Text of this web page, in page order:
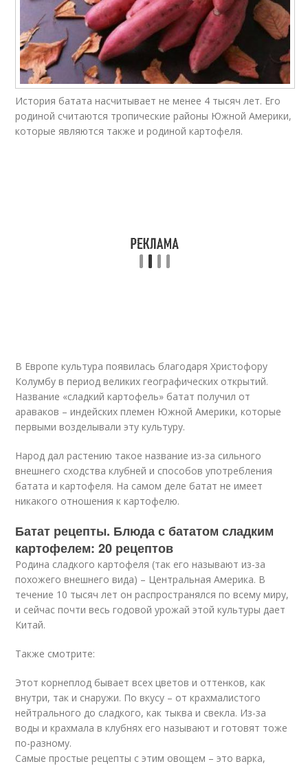
История батата насчитывает не менее 4 тысяч лет. Его
родиной считаются тропические районы Южной Америки,
которые являются также и родиной картофеля.
В Европе культура появилась благодаря Христофору
Колумбу в период великих географических открытий.
Название «сладкий картофель» батат получил от
араваков – индейских племен Южной Америки, которые
первыми возделывали эту культуру.
Народ дал растению такое название из-за сильного
внешнего сходства клубней и способов употребления
батата и картофеля. На самом деле батат не имеет
никакого отношения к картофелю.
Батат рецепты. Блюда с бататом сладким
картофелем: 20 рецептов
Родина сладкого картофеля (так его называют из-за
похожего внешнего вида) – Центральная Америка. В
течение 10 тысяч лет он распространялся по всему миру,
и сейчас почти весь годовой урожай этой культуры дает
Китай.
Также смотрите:
Этот корнеплод бывает всех цветов и оттенков, как
внутри, так и снаружи. По вкусу – от крахмалистого
нейтрального до сладкого, как тыква и свекла. Из-за
воды и крахмала в клубнях его называют и готовят тоже
по-разному.
Самые простые рецепты с этим овощем – это варка,